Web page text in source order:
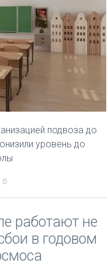
подвоза до
уровень до
0
работают не
в годовом